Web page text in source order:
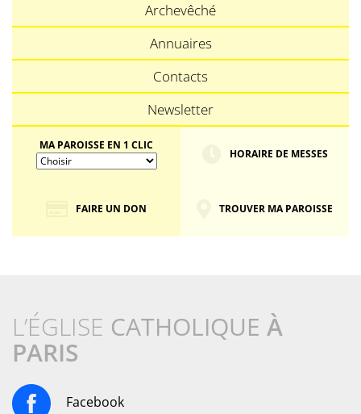
Archevêché
Annuaires
Contacts
Newsletter
MA PAROISSE EN 1 CLIC
HORAIRE DE MESSES
FAIRE UN DON TROUVER MA PAROISSE
L’ÉGLISE CATHOLIQUE À
PARIS
Facebook